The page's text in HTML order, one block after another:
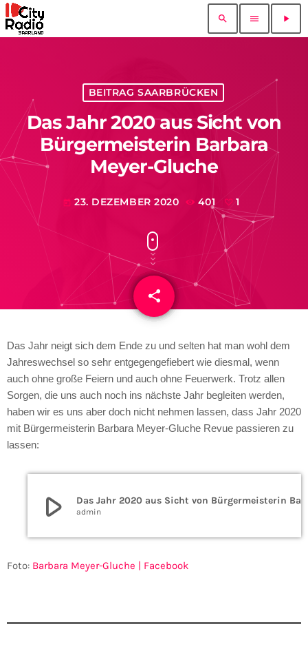
search menu play_arrow
BEITRAG SAARBRÜCKEN
Das Jahr 2020 aus Sicht von
Bürgermeisterin Barbara
Meyer-Gluche
today 23. DEZEMBER 2020 401 1
share
email
Das Jahr neigt sich dem Ende zu und selten hat man wohl dem
Jahreswechsel so sehr entgegengefiebert wie diesmal, wenn
auch ohne große Feiern und auch ohne Feuerwerk. Trotz allen
Sorgen, die uns auch noch ins nächste Jahr begleiten werden,
haben wir es uns aber doch nicht nehmen lassen, dass Jahr 2020
mit Bürgermeisterin Barbara Meyer-Gluche Revue passieren zu
lassen:
play_arrow admin
Foto: Barbara Meyer-Gluche | Facebook